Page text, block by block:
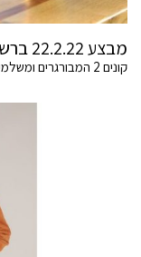
מבצע 22.2.22 ברשת BBB.
קונים 2 המבורגרים ומשלמים רק על 1! מסדרת ההמבורגרים הקלאסיים.